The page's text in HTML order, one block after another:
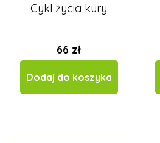
Cykl życia kury
66 zł
Dodaj do koszyka